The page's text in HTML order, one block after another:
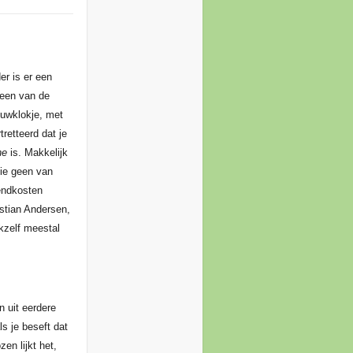
is er een
van de
met
dat je
is. Makkelijk
geen van
Andersen,
meestal
uit eerdere
je beseft dat
lijkt het,